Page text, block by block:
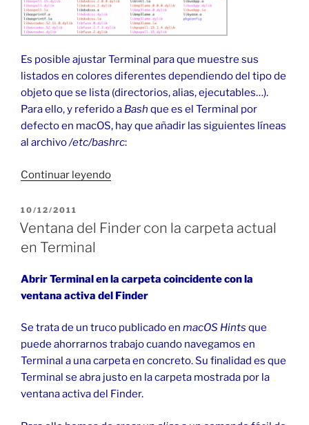
Es posible ajustar Terminal para que muestre sus
listados en colores diferentes dependiendo del tipo de
objeto que se lista (directorios, alias, ejecutables…).
Para ello, y referido a Bash que es el Terminal por
defecto en macOS, hay que añadir las siguientes líneas
al archivo/etc/bashrc:
Continuar leyendo«Colorear
del
macOS»
PUBLICADO
EL
10/12/2011
Ventana del Finder con la carpeta actual
en Terminal
Abrir Terminal en la carpeta coincidente con la
ventana activa del Finder
Se trata de un truco publicado en macOS Hints que
puede ahorrarnos trabajo cuando navegamos en
Terminal a una carpeta en concreto. Su finalidad es que
Terminal se abra justo en la carpeta mostrada por la
ventana activa del Finder.